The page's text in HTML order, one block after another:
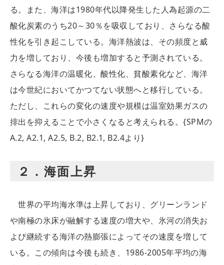
る。また、海洋は1980年代以降発生した人為起源の二
酸化炭素のうち20～30％を吸収しており、さらなる酸
性化を引き起こしている。海洋熱波は、その頻度と威
力を増しており、今後も増加すると予測されている。
さらなる海洋の温暖化、酸性化、貧酸素化など、海洋
は今世紀においてかつてない状態へと移行している。
ただし、これらの変化の速度や規模は温室効果ガスの
排出を抑えることで小さくなると考えられる。{SPMの
A.2, A2.1, A2.5, B.2, B2.1, B2.4より}
２．海面上昇
世界の平均海水準は上昇しており、グリーンランド
や南極の氷床が融解する速度の増大や、氷河の消失お
よび継続する海洋の熱膨張によってその速度を増して
いる。この傾向は今後も続き、1986-2005年平均の海